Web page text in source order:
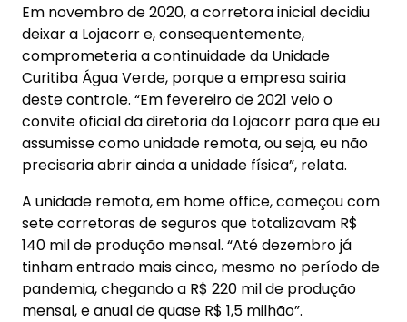
Em novembro de 2020, a corretora inicial decidiu
deixar a Lojacorr e, consequentemente,
comprometeria a continuidade da Unidade
Curitiba Água Verde, porque a empresa sairia
deste controle. “Em fevereiro de 2021 veio o
convite oficial da diretoria da Lojacorr para que eu
assumisse como unidade remota, ou seja, eu não
precisaria abrir ainda a unidade física”, relata.
A unidade remota, em home office, começou com
sete corretoras de seguros que totalizavam R$
140 mil de produção mensal. “Até dezembro já
tinham entrado mais cinco, mesmo no período de
pandemia, chegando a R$ 220 mil de produção
mensal, e anual de quase R$ 1,5 milhão”.